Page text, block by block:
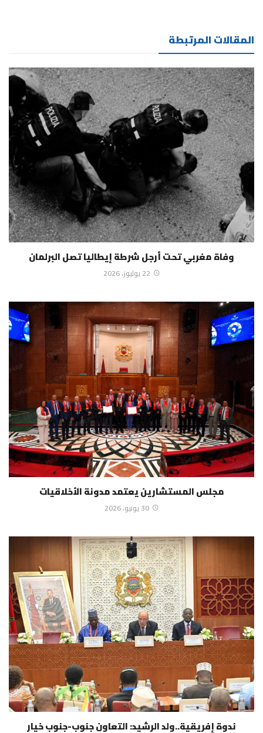
المقالات المرتبطة
وفاة مغربي تحت أرجل شرطة إيطاليا تصل البرلمان
22 يوليوز، 2026
مجلس المستشارين يعتمد مدونة الأخلاقيات
30 يونيو، 2026
ندوة إفريقية..ولد الرشيد: التعاون جنوب-جنوب خيار